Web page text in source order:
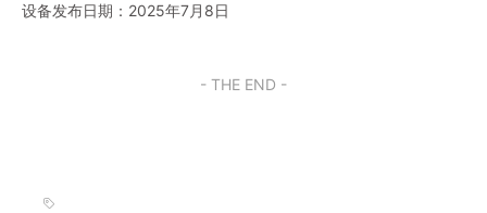
设备发布日期：2025年7月8日
- THE END -